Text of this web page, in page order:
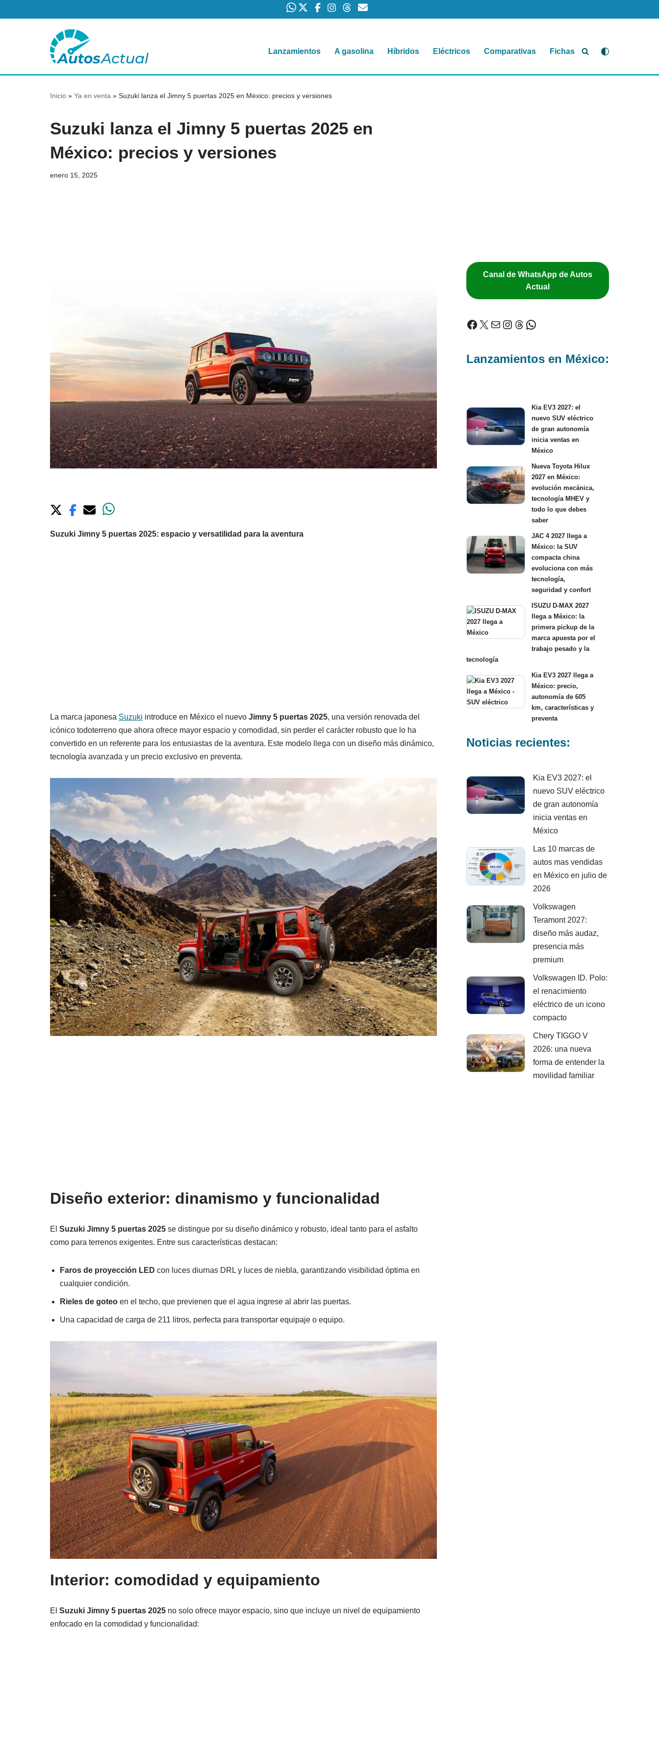
contenido
Lanzamientos A gasolina Híbridos Eléctricos Comparativas Fichas
Inicio » Ya en venta » Suzuki lanza el Jimny 5 puertas 2025 en México: precios y versiones
Suzuki lanza el Jimny 5 puertas 2025 en
México: precios y versiones
enero 15, 2025
Suzuki Jimny 5 puertas 2025: espacio y versatilidad para la aventura
La marca japonesa Suzuki introduce en México el nuevo Jimny 5 puertas 2025, una versión renovada del
icónico todoterreno que ahora ofrece mayor espacio y comodidad, sin perder el carácter robusto que lo ha
convertido en un referente para los entusiastas de la aventura. Este modelo llega con un diseño más dinámico,
tecnología avanzada y un precio exclusivo en preventa.
Diseño exterior: dinamismo y funcionalidad
El Suzuki Jimny 5 puertas 2025 se distingue por su diseño dinámico y robusto, ideal tanto para el asfalto
como para terrenos exigentes. Entre sus características destacan:
Faros de proyección LED con luces diurnas DRL y luces de niebla, garantizando visibilidad óptima en
cualquier condición.
Rieles de goteo en el techo, que previenen que el agua ingrese al abrir las puertas.
Una capacidad de carga de 211 litros, perfecta para transportar equipaje o equipo.
Interior: comodidad y equipamiento
El Suzuki Jimny 5 puertas 2025 no solo ofrece mayor espacio, sino que incluye un nivel de equipamiento
enfocado en la comodidad y funcionalidad:
Canal de WhatsApp de Autos
Actual
Lanzamientos en México:
Kia EV3 2027: el
nuevo SUV eléctrico
de gran autonomía
inicia ventas en
México
Nueva Toyota Hilux
2027 en México:
evolución mecánica,
tecnología MHEV y
todo lo que debes
saber
JAC 4 2027 llega a
México: la SUV
compacta china
evoluciona con más
tecnología,
seguridad y confort
ISUZU D-MAX 2027
llega a México: la
primera pickup de la
marca apuesta por el
trabajo pesado y la
tecnología
Kia EV3 2027 llega a
México: precio,
autonomía de 605
km, características y
preventa
Noticias recientes:
Kia EV3 2027: el
nuevo SUV eléctrico
de gran autonomía
inicia ventas en
México
Las 10 marcas de
autos mas vendidas
en México en julio de
2026
Volkswagen
Teramont 2027:
diseño más audaz,
presencia más
premium
Volkswagen ID. Polo:
el renacimiento
eléctrico de un icono
compacto
Chery TIGGO V
2026: una nueva
forma de entender la
movilidad familiar